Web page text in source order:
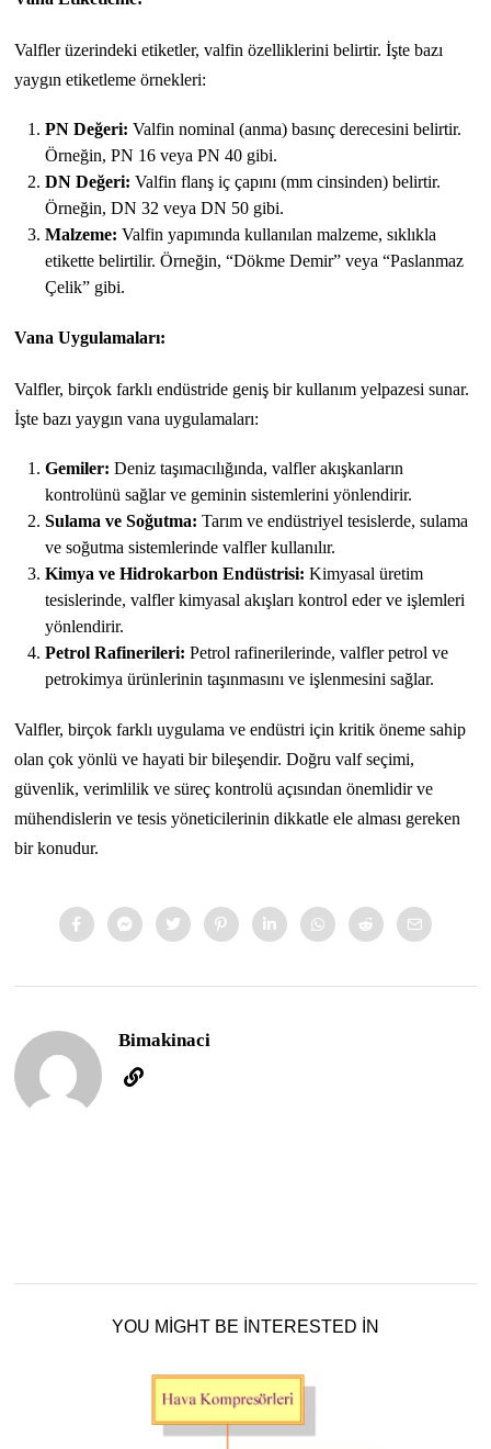
Valfler üzerindeki etiketler, valfin özelliklerini belirtir. İşte bazı
yaygın etiketleme örnekleri:
PN Değeri: Valfin nominal (anma) basınç derecesini belirtir.
Örneğin, PN 16 veya PN 40 gibi.
DN Değeri: Valfin flanş iç çapını (mm cinsinden) belirtir.
Örneğin, DN 32 veya DN 50 gibi.
Malzeme: Valfin yapımında kullanılan malzeme, sıklıkla
etikette belirtilir. Örneğin, “Dökme Demir” veya “Paslanmaz
Çelik” gibi.
Vana Uygulamaları:
Valfler, birçok farklı endüstride geniş bir kullanım yelpazesi sunar.
İşte bazı yaygın vana uygulamaları:
Gemiler: Deniz taşımacılığında, valfler akışkanların
kontrolünü sağlar ve geminin sistemlerini yönlendirir.
Sulama ve Soğutma: Tarım ve endüstriyel tesislerde, sulama
ve soğutma sistemlerinde valfler kullanılır.
Kimya ve Hidrokarbon Endüstrisi: Kimyasal üretim
tesislerinde, valfler kimyasal akışları kontrol eder ve işlemleri
yönlendirir.
Petrol Rafinerileri: Petrol rafinerilerinde, valfler petrol ve
petrokimya ürünlerinin taşınmasını ve işlenmesini sağlar.
Valfler, birçok farklı uygulama ve endüstri için kritik öneme sahip
olan çok yönlü ve hayati bir bileşendir. Doğru valf seçimi,
güvenlik, verimlilik ve süreç kontrolü açısından önemlidir ve
mühendislerin ve tesis yöneticilerinin dikkatle ele alması gereken
bir konudur.
Bimakinaci
YOU MIGHT BE INTERESTED IN